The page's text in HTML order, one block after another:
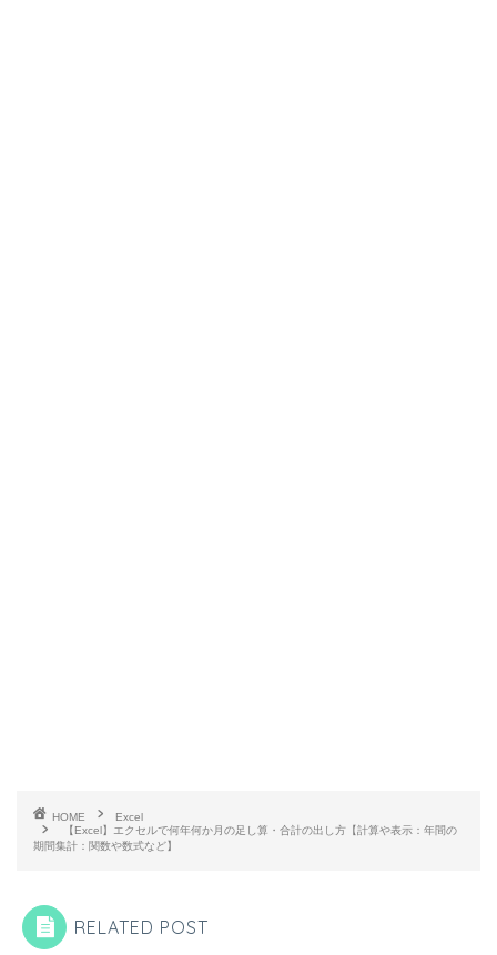
HOME
Excel
【Excel】エクセルで何年何か月の足し算・合計の出し方【計算や表示：年間の
期間集計：関数や数式など】
RELATED POST